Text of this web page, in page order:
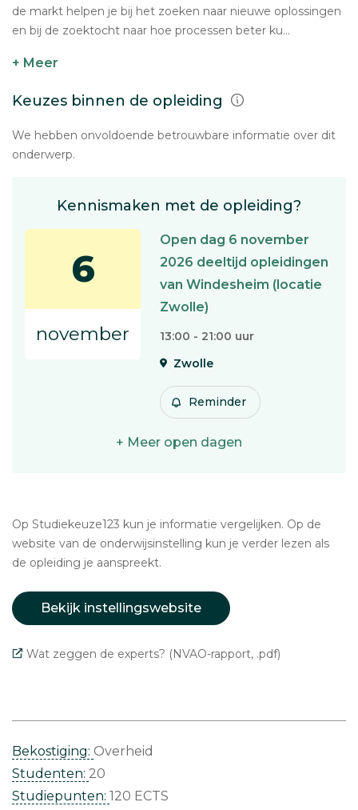
de markt helpen je bij het zoeken naar nieuwe oplossingen
en bij de zoektocht naar hoe processen beter ku...
+ Meer
Keuzes binnen de opleiding
We hebben onvoldoende betrouwbare informatie over dit
onderwerp.
Kennismaken met de opleiding?
6
november
Open dag 6 november
2026 deeltijd opleidingen
van Windesheim (locatie
Zwolle)
13:00 - 21:00 uur
Zwolle
Reminder
+ Meer open dagen
Op Studiekeuze123 kun je informatie vergelijken. Op de
website van de onderwijsinstelling kun je verder lezen als
de opleiding je aanspreekt.
Bekijk instellingswebsite
Wat zeggen de experts? (NVAO-rapport, .pdf)
Bekostiging: Overheid
Studenten: 20
Studiepunten: 120 ECTS